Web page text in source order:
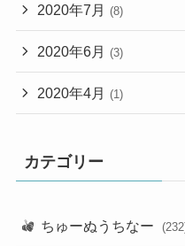
2020年7月 (8)
2020年6月 (3)
2020年4月 (1)
カテゴリー
ちゅーぬうちなー